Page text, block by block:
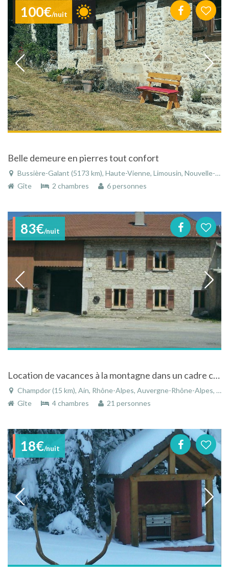
100€/nuit
Belle demeure en pierres tout confort
Bussière-Galant (5173 km), Haute-Vienne, Limousin, Nouvelle-Aquitaine, France
Gîte
2 chambres 6 personnes
83€/nuit
Location de vacances à la montagne dans un cadre champêtre à Champdor dans l'Ain
Champdor (15 km), Ain, Rhône-Alpes, Auvergne-Rhône-Alpes, France
Gîte
4 chambres 21 personnes
18€/nuit